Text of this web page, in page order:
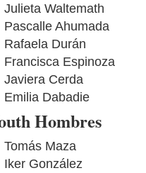
Julieta Waltemath
Pascalle Ahumada
Rafaela Durán
Francisca Espinoza
Javiera Cerda
Emilia Dabadie
Hombres
Tomás Maza
Iker González